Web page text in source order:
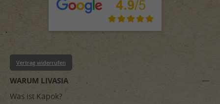
WARUM LIVASIA
Was ist Kapok?
Vertrag widerrufen